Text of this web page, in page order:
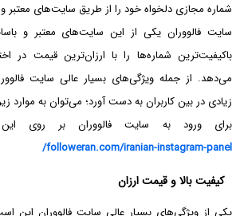
شماره مجازی دلخواه خود را از طریق سایت‌های معتبر و
سایت فالووران یکی از این سایت‌های معتبر و
باکیفیت‌ترین شماره‌ها را با ارزان‌ترین قیمت در
می‌دهد. از جمله ویژگی‌های بسیار عالی سایت
زیادی در بین کاربران به دست آورد؛ می‌توان به موارد
برای ورود به سایت فالووران بر روی
followeran.com/iranian-instagram-panel/
کیفیت بالا و قیمت ارزان
یکی از ویژگی‌های بسیار عالی سایت فالووران این